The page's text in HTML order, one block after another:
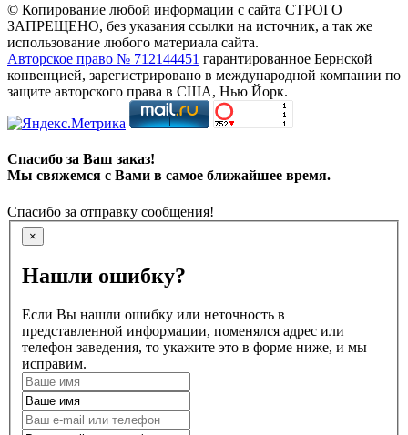
© Копирование любой информации с сайта СТРОГО
ЗАПРЕЩЕНО, без указания ссылки на источник, а так же
использование любого материала сайта.
Авторское право № 712144451 гарантированное Бернской
конвенцией, зарегистрировано в международной компании по
защите авторского права в США, Нью Йорк.
Спасибо за Ваш заказ!
Мы свяжемся с Вами в самое ближайшее время.
Спасибо за отправку сообщения!
×
Нашли ошибку?
Если Вы нашли ошибку или неточность в
представленной информации, поменялся адрес или
телефон заведения, то укажите это в форме ниже, и мы
исправим.